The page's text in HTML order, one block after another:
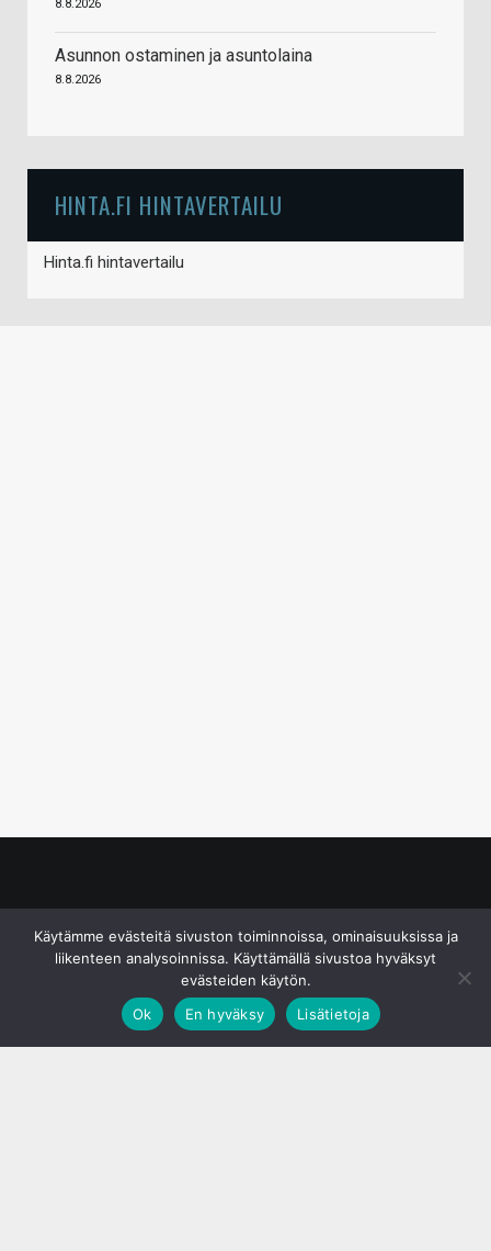
8.8.2026
Asunnon ostaminen ja asuntolaina
8.8.2026
HINTA.FI HINTAVERTAILU
Hinta.fi hintavertailu
Käytämme evästeitä sivuston toiminnoissa, ominaisuuksissa ja
liikenteen analysoinnissa. Käyttämällä sivustoa hyväksyt
evästeiden käytön.
Ok
En hyväksy Lisätietoja